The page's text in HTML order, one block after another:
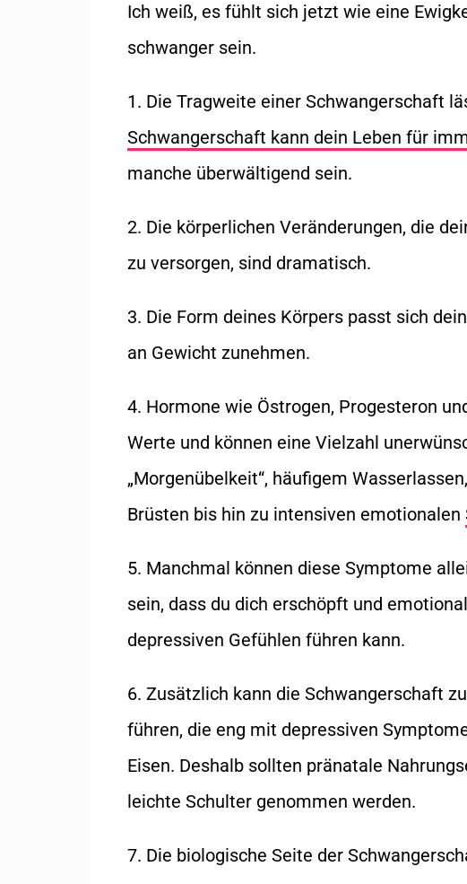
Ich weiß, es fühlt sich jetzt wie eine
schwanger sein.
1. Die Tragweite einer Schwangerschaft
Schwangerschaft kann dein Leben für
manche überwältigend sein.
2. Die körperlichen Veränderungen, die
zu versorgen, sind dramatisch.
3. Die Form deines Körpers passt sich
an Gewicht zunehmen.
4. Hormone wie Östrogen, Progesteron
Werte und können eine Vielzahl
„Morgenübelkeit“, häufigem
Brüsten bis hin zu intensiven emotionalen
5. Manchmal können diese Symptome
sein, dass du dich erschöpft und
depressiven Gefühlen führen kann.
6. Zusätzlich kann die Schwangerschaft
führen, die eng mit depressiven
Eisen. Deshalb sollten pränatale
leichte Schulter genommen werden.
7. Die biologische Seite der